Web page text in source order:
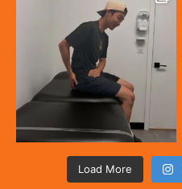
Load More